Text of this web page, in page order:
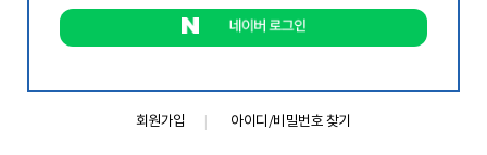
회원가입 아이디/비밀번호 찾기